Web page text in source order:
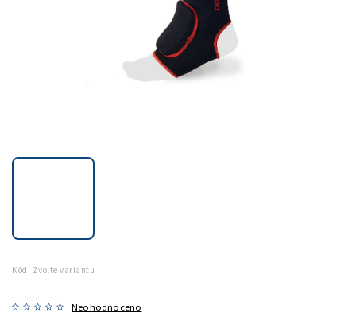
Kód: Zvolte variantu
Neohodnoceno